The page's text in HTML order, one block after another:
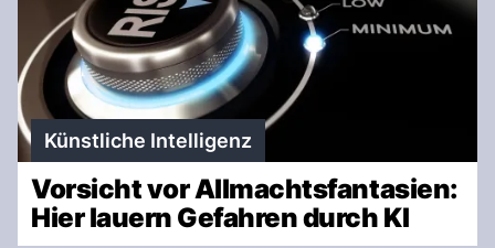
Künstliche Intelligenz
Vorsicht vor Allmachtsfantasien:
Hier lauern Gefahren durch KI